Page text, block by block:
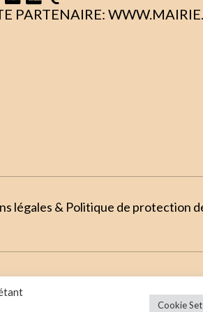
PARTENAIRE:
légales & Politique de protection
les TPE
Cookie